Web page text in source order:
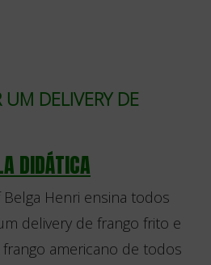
DELIVERY DE
DIDÁTICA
Henri ensina todos
delivery de frango frito e
americano de todos